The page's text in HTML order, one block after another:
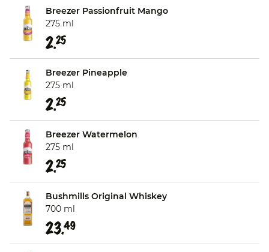
Breezer Passionfruit Mango
275 ml
2.25
Breezer Pineapple
275 ml
2.25
Breezer Watermelon
275 ml
2.25
Bushmills Original Whiskey
700 ml
23.49